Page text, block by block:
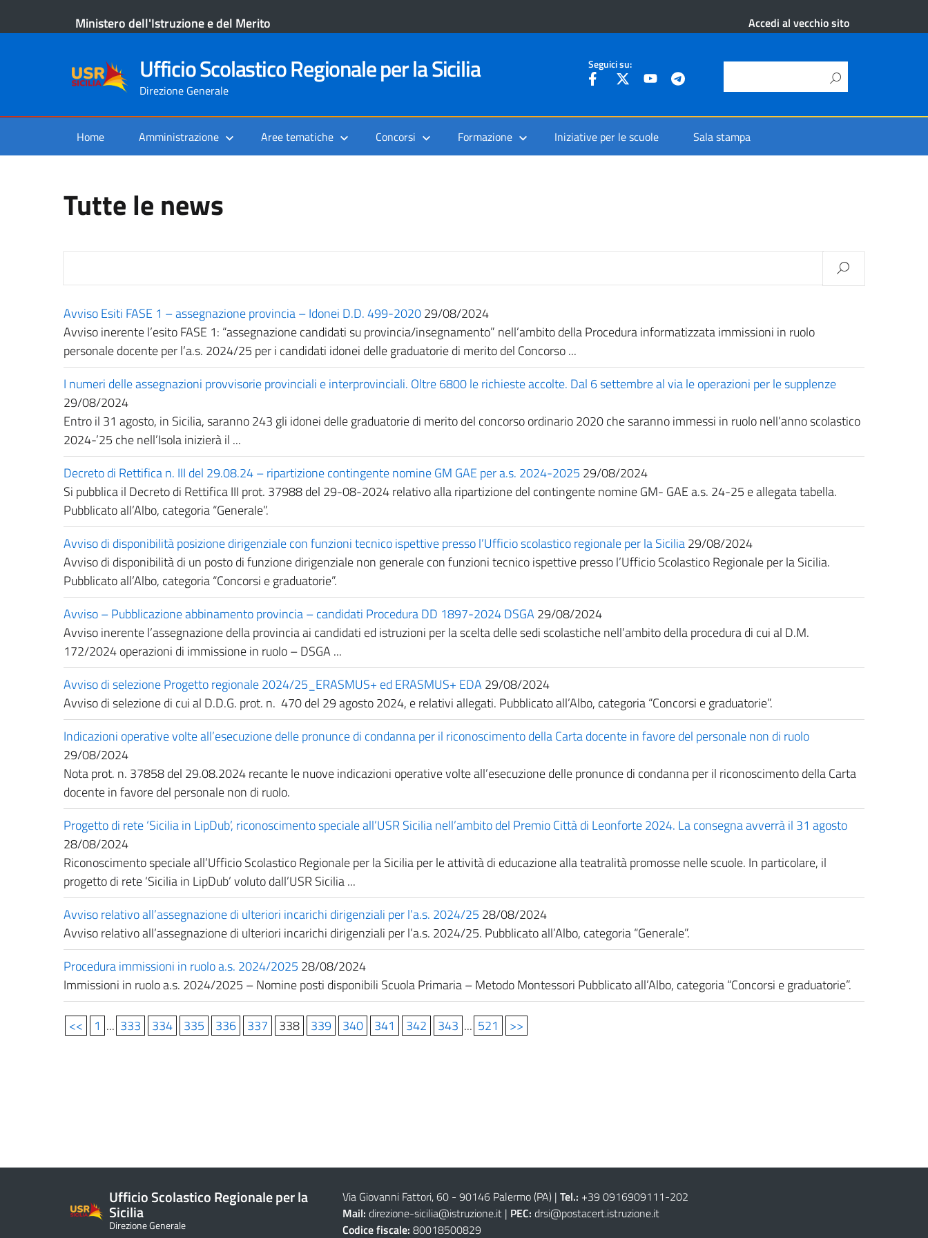
Ministero dell'Istruzione e del Merito Accedi al vecchio sito
Ufficio Scolastico Regionale per la Sicilia
Direzione Generale
Seguici su:
Home Amministrazione Aree tematiche Concorsi Formazione Iniziative per le scuole Sala stampa
Tutte le news
Avviso Esiti FASE 1 – assegnazione provincia – Idonei D.D. 499-202029/08/2024
Avviso inerente l’esito FASE 1: “assegnazione candidati su provincia/insegnamento” nell’ambito della Procedura informatizzata immissioni in ruolo
personale docente per l’a.s. 2024/25 per i candidati idonei delle graduatorie di merito del Concorso ...
I numeri delle assegnazioni provvisorie provinciali e interprovinciali. Oltre 6800 le richieste accolte. Dal 6 settembre al via le operazioni per le supplenze
29/08/2024
Entro il 31 agosto, in Sicilia, saranno 243 gli idonei delle graduatorie di merito del concorso ordinario 2020 che saranno immessi in ruolo nell’anno scolastico
2024-’25 che nell’Isola inizierà il ...
Decreto di Rettifica n. III del 29.08.24 – ripartizione contingente nomine GM GAE per a.s. 2024-2025 29/08/2024
Si pubblica il Decreto di Rettifica III prot. 37988 del 29-08-2024 relativo alla ripartizione del contingente nomine GM- GAE a.s. 24-25 e allegata tabella.
Pubblicato all’Albo, categoria “Generale”.
Avviso di disponibilità posizione dirigenziale con funzioni tecnico ispettive presso l’Ufficio scolastico regionale per la Sicilia29/08/2024
Avviso di disponibilità di un posto di funzione dirigenziale non generale con funzioni tecnico ispettive presso l’Ufficio Scolastico Regionale per la Sicilia.
Pubblicato all’Albo, categoria “Concorsi e graduatorie”.
Avviso – Pubblicazione abbinamento provincia – candidati Procedura DD 1897-2024 DSGA29/08/2024
Avviso inerente l’assegnazione della provincia ai candidati ed istruzioni per la scelta delle sedi scolastiche nell’ambito della procedura di cui al D.M.
172/2024 operazioni di immissione in ruolo – DSGA ...
Avviso di selezione Progetto regionale 2024/25_ERASMUS+ ed ERASMUS+ EDA29/08/2024
Avviso di selezione di cui al D.D.G. prot. n. 470 del 29 agosto 2024, e relativi allegati. Pubblicato all’Albo, categoria “Concorsi e graduatorie”.
Indicazioni operative volte all’esecuzione delle pronunce di condanna per il riconoscimento della Carta docente in favore del personale non di ruolo
29/08/2024
Nota prot. n. 37858 del 29.08.2024 recante le nuove indicazioni operative volte all’esecuzione delle pronunce di condanna per il riconoscimento della Carta
docente in favore del personale non di ruolo.
Progetto di rete ‘Sicilia in LipDub’, riconoscimento speciale all’USR Sicilia nell’ambito del Premio Città di Leonforte 2024. La consegna avverrà il 31 agosto
28/08/2024
Riconoscimento speciale all’Ufficio Scolastico Regionale per la Sicilia per le attività di educazione alla teatralità promosse nelle scuole. In particolare, il
progetto di rete ‘Sicilia in LipDub’ voluto dall’USR Sicilia ...
Avviso relativo all’assegnazione di ulteriori incarichi dirigenziali per l’a.s. 2024/25 28/08/2024
Avviso relativo all’assegnazione di ulteriori incarichi dirigenziali per l’a.s. 2024/25. Pubblicato all’Albo, categoria “Generale”.
Procedura immissioni in ruolo a.s. 2024/2025 28/08/2024
Immissioni in ruolo a.s. 2024/2025 – Nomine posti disponibili Scuola Primaria – Metodo Montessori Pubblicato all’Albo, categoria “Concorsi e graduatorie”.
<< 1 ... 333 334 335 336 337 338 339 340 341 342 343 ... 521 >>
Ufficio Scolastico Regionale per la
Sicilia
Direzione Generale
Via Giovanni Fattori, 60 - 90146 Palermo (PA)| Tel.: +39 0916909111-202
Mail: direzione-sicilia@istruzione.it| PEC: drsi@postacert.istruzione.it
Codice fiscale: 80018500829